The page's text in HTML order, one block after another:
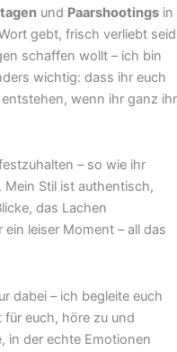
und Paarshootings in
gebt, frisch verliebt seid
schaffen wollt – ich bin
wichtig: dass ihr euch
wenn ihr ganz ihr
– so wie ihr
Stil ist authentisch,
das Lachen
leiser Moment – all das
dabei – ich begleite euch
euch, höre zu und
in der echte Emotionen